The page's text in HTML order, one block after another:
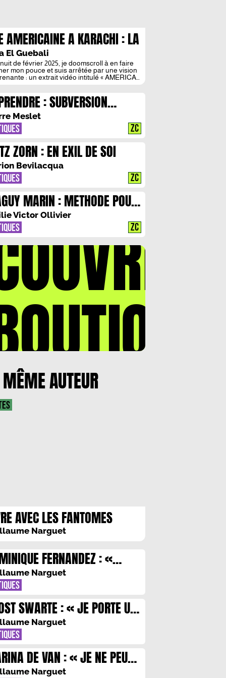
AMERICAINE A KARACHI : LA
POURSUITE D’ONIJAH
El Guebali
de février 2025, je doomscroll à en faire
mon pouce et suis arrêtée par une vision
: un extrait vidéo intitulé « AMERICAN
tout particulièrement son
Les traits de ses sourcils dessinés au
sont […]
: SUBVERSION
Meslet
ZC
ZORN : EN EXIL DE SOI
Bevilacqua
ZC
MARIN : METHODE POUR
L’URGENCE
Victor Ollivier
ZC
AUTEUR
AVEC LES FANTOMES
Narguet
FERNANDEZ : «
PUR EST TOUJOURS
VISIBLE QUE L’ETALAGE
SENTIMENTS FAUX OU
»
Narguet
SWARTE : « JE PORTE UN
AMOUR AUX LIVRES »
Narguet
DE VAN : « JE NE PEUX
ECRIRE SUR UN DROGUE QUI
Narguet